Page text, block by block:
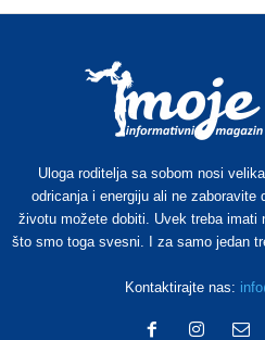
Uloga roditelja sa sobom nosi
odricanja i energiju ali ne zaboravite
životu možete dobiti. Uvek treba imati
što smo toga svesni. I za samo jedan
Kontaktirajte nas: